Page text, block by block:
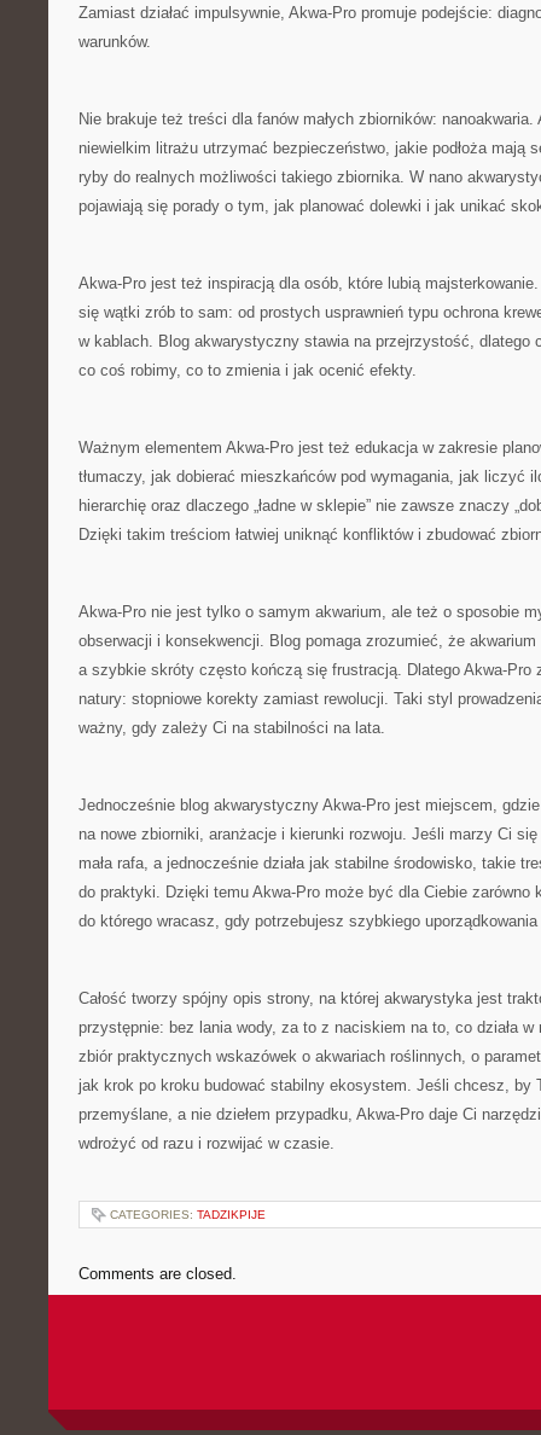
Zamiast działać impulsywnie, Akwa-Pro promuje podejście:
warunków.
Nie brakuje też treści dla fanów małych zbiorników:
niewielkim litrażu utrzymać bezpieczeństwo, jakie podłoża mają
ryby do realnych możliwości takiego zbiornika. W nano
pojawiają się porady o tym, jak planować dolewki i jak unikać
Akwa-Pro jest też inspiracją dla osób, które lubią
się wątki zrób to sam: od prostych usprawnień typu ochrona
w kablach. Blog akwarystyczny stawia na przejrzystość, dlatego
co coś robimy, co to zmienia i jak ocenić efekty.
Ważnym elementem Akwa-Pro jest też edukacja w zakresie
tłumaczy, jak dobierać mieszkańców pod wymagania, jak liczyć
hierarchię oraz dlaczego „ładne w sklepie” nie zawsze znaczy
Dzięki takim treściom łatwiej uniknąć konfliktów i zbudować
Akwa-Pro nie jest tylko o samym akwarium, ale też o sposobie
obserwacji i konsekwencji. Blog pomaga zrozumieć, że
a szybkie skróty często kończą się frustracją. Dlatego Akwa-Pro
natury: stopniowe korekty zamiast rewolucji. Taki styl
ważny, gdy zależy Ci na stabilności na lata.
Jednocześnie blog akwarystyczny Akwa-Pro jest miejscem,
na nowe zbiorniki, aranżacje i kierunki rozwoju. Jeśli marzy Ci
mała rafa, a jednocześnie działa jak stabilne środowisko, takie
do praktyki. Dzięki temu Akwa-Pro może być dla Ciebie zarówno
do którego wracasz, gdy potrzebujesz szybkiego uporządkowania
Całość tworzy spójny opis strony, na której akwarystyka jest
przystępnie: bez lania wody, za to z naciskiem na to, co działa
zbiór praktycznych wskazówek o akwariach roślinnych, o
jak krok po kroku budować stabilny ekosystem. Jeśli chcesz, by
przemyślane, a nie dziełem przypadku, Akwa-Pro daje Ci
wdrożyć od razu i rozwijać w czasie.
CATEGORIES: TADZIKPIJE
Comments are closed.